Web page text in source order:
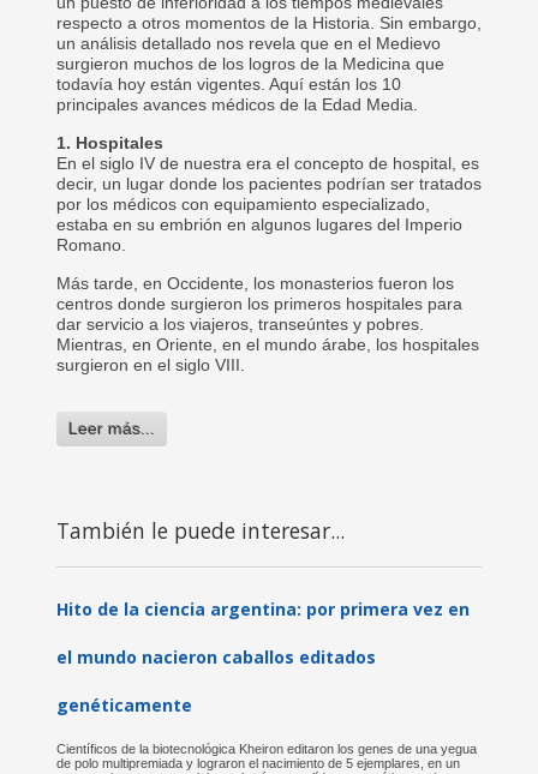
respecto a otros momentos de la Historia. Sin embargo,
un análisis detallado nos revela que en el Medievo
surgieron muchos de los logros de la Medicina que
todavía hoy están vigentes. Aquí están los 10
principales avances médicos de la Edad Media.
1. Hospitales
En el siglo IV de nuestra era el concepto de hospital, es
decir, un lugar donde los pacientes podrían ser tratados
por los médicos con equipamiento especializado,
estaba en su embrión en algunos lugares del Imperio
Romano.
Más tarde, en Occidente, los monasterios fueron los
centros donde surgieron los primeros hospitales para
dar servicio a los viajeros, transeúntes y pobres.
Mientras, en Oriente, en el mundo árabe, los hospitales
surgieron en el siglo VIII.
Leer más...
También le puede interesar...
Hito de la ciencia argentina: por primera vez en
el mundo nacieron caballos editados
genéticamente
Científicos de la biotecnológica Kheiron editaron los genes de una yegua
de polo multipremiada y lograron el nacimiento de 5 ejemplares, en un